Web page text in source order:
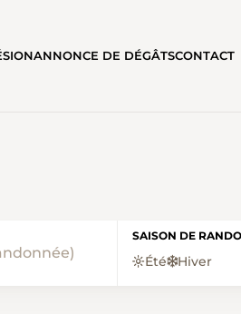
ANNONCE DE DÉGÂTSCONTACT
SAISON DE
Été Hiver